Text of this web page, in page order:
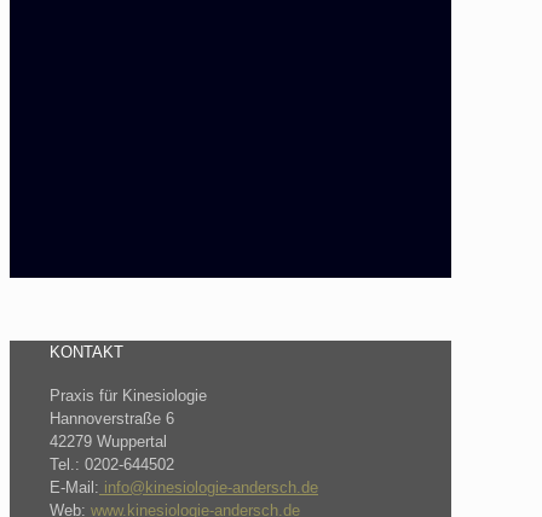
KONTAKT
Praxis für Kinesiologie
Hannoverstraße 6
42279 Wuppertal
Tel.: 0202-644502
E-Mail: info@kinesiologie-andersch.de
Web: www.kinesiologie-andersch.de